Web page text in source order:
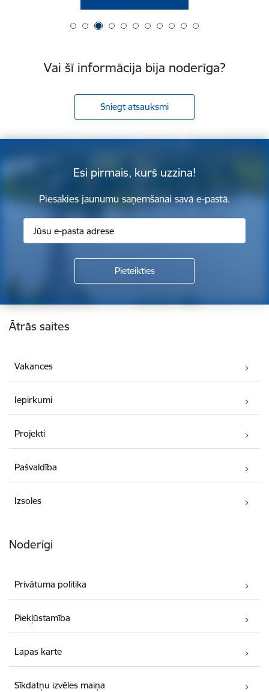
Vai šī informācija bija noderīga?
Sniegt atsauksmi
Esi pirmais, kurš uzzina!
Piesakies jaunumu saņemšanai savā e-pastā.
Kājene
Ātrās saites
Vakances
Iepirkumi
Projekti
Pašvaldība
Izsoles
Noderīgi
Privātuma politika
Piekļūstamība
Lapas karte
Sīkdatņu izvēles maiņa